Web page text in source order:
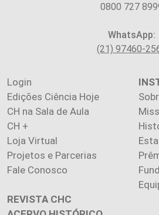
0800 727
WhatsApp:
(21) 97460-
Login
Edições Ciência Hoje
CH na Sala de Aula
CH +
Loja Virtual
Projetos e Parcerias
Fale Conosco
REVISTA CHC